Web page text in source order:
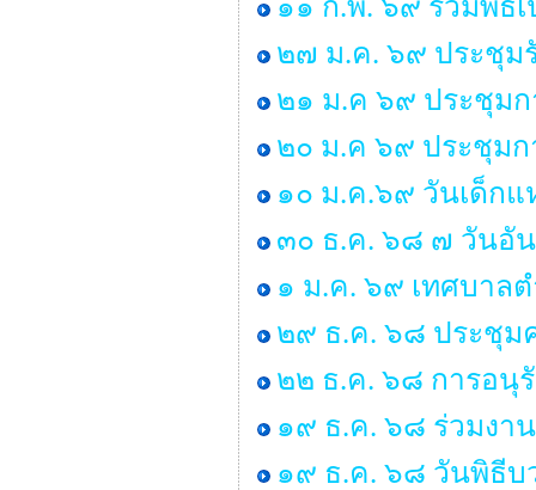
๑๑ ก.พ. ๖๙ ร่วมพิธี
๒๗ ม.ค. ๖๙ ประชุม
๒๑ ม.ค ๖๙ ประชุมก
๒๐ ม.ค ๖๙ ประชุม
๑๐ ม.ค.๖๙ วันเด็กแ
๓๐ ธ.ค. ๖๘ ๗ วันอั
๑ ม.ค. ๖๙ เทศบาล
๒๙ ธ.ค. ๖๘ ประชุม
๒๒ ธ.ค. ๖๘ การอนุ
๑๙ ธ.ค. ๖๘ ร่วมงา
๑๙ ธ.ค. ๖๘ วันพิธีบ